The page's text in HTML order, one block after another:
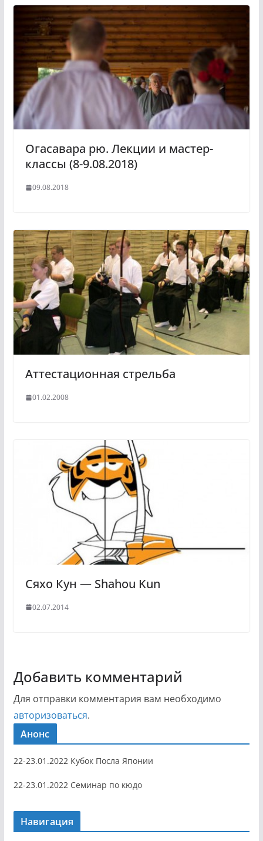
Огасавара рю. Лекции и мастер-
классы (8-9.08.2018)
09.08.2018
Аттестационная стрельба
01.02.2008
Сяхо Кун — Shahou Kun
02.07.2014
Добавить комментарий
Для отправки комментария вам необходимо
авторизоваться.
Анонс
22-23.01.2022 Кубок Посла Японии
22-23.01.2022 Семинар по кюдо
Навигация